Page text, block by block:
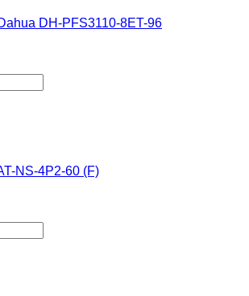
DH-PFS3110-8ET-96
NS-4P2-60 (F)